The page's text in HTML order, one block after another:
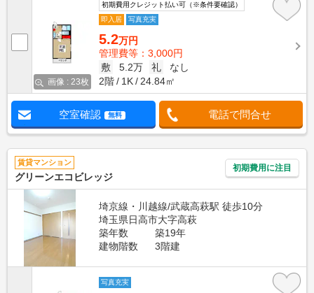
画像 : 23枚
初期費用クレジット払い可（※条件要確認）
即入居
写真充実
5.2万円
管理費等：3,000円
敷
5.2万 礼
なし
2階
1K 24.84㎡
空室確認 無料 電話で問合せ
賃貸マンション
グリーンエコビレッジ
初期費用に注目
埼京線・川越線/武蔵高萩駅 徒歩10分
埼玉県日高市大字高萩
築年数
築19年
建物階数
3階建
写真充実